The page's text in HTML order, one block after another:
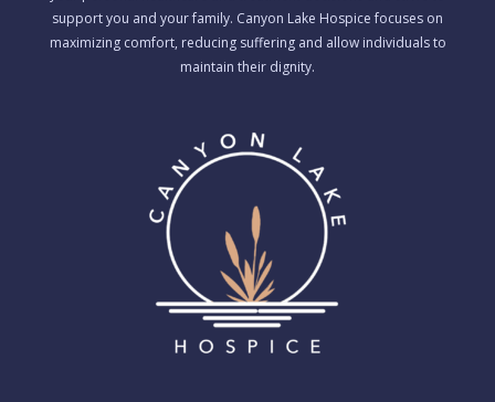
support you and your family. Canyon Lake Hospice focuses on
maximizing comfort, reducing suffering and allow individuals to
maintain their dignity.